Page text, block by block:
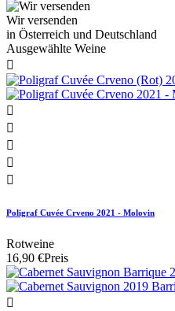
Wir versenden
in Österreich und Deutschland
Ausgewählte Weine






Poligraf Cuvée Crveno 2021 - Molovin
Rotweine
16,90 €Preis
